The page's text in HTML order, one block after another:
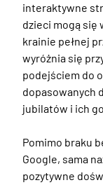
interaktywne
dzieci mogą się
krainie pełnej
wyróżnia się
podejściem do
dopasowanych
jubilatów i ich
Pomimo braku
Google, sama
pozytywne